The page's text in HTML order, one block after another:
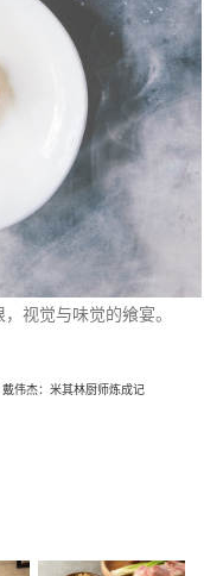
视觉与味觉的飨宴。
戴伟杰：米其林厨师炼成记